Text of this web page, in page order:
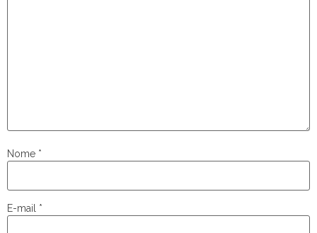
Nome *
E-mail *